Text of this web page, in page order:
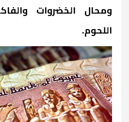
ومحال الخضروات
اللحوم.